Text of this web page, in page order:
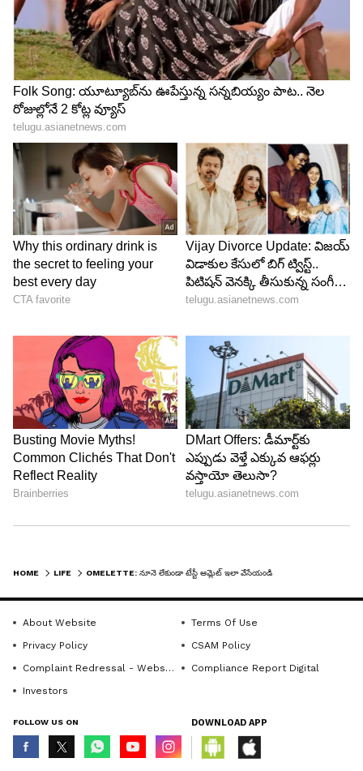
LATEST VIDEOS
ABOUT THE AUTHOR
హరిత ఏసియా నెట్‌లో చీఫ్ సబ్ ఎడిటర్ గా పనిచేస్తున్నారు.
జర్నలిజంలో పీజీ పూర్తి చేశారు. ఈనాడు, సమయం, ఆంధ్రజ్యోతి,
ఏబీపీ నెట్ వర్క్, హిందూస్థాన్ టైమ్స్ లో పనిచేశారు. ప్రింట్,
డిజిటర్ మీడియాలో 18 ఏళ్ల అనుభవం ఉంది. ఏసియా నెట్ లైఫ్
స్టైల్, బిజినెస్, ఓటీటీ మూవీ కంటెంట్, ఆస్ట్రాలజీ కంటెంట్ రాస్తారు.
ఆహారం జీవనశైలి
Follow Us
DOWNLOAD APP
HOME LIFE
About Website
Terms Of Use
Privacy Policy
CSAM Policy
Complaint Redressal - Website
Compliance Report Digital
Investors
FOLLOW US ON DOWNLOAD APP